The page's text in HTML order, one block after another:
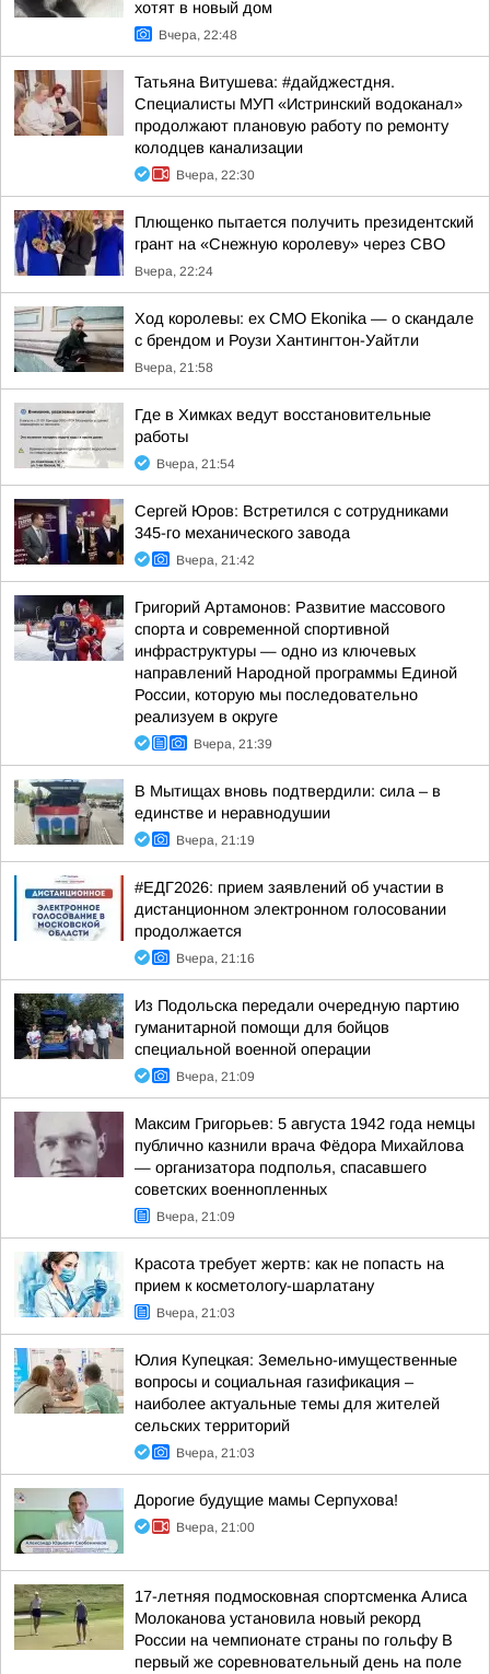
хотят в новый дом
Вчера, 22:48
Татьяна Витушева: #дайджестдня.
Специалисты МУП «Истринский водоканал»
продолжают плановую работу по ремонту
колодцев канализации
Вчера, 22:30
Плющенко пытается получить президентский
грант на «Снежную королеву» через СВО
Вчера, 22:24
Ход королевы: ex CMO Ekonika — о скандале
с брендом и Роузи Хантингтон-Уайтли
Вчера, 21:58
Где в Химках ведут восстановительные
работы
Вчера, 21:54
Сергей Юров: Встретился с сотрудниками
345-го механического завода
Вчера, 21:42
Григорий Артамонов: Развитие массового
спорта и современной спортивной
инфраструктуры — одно из ключевых
направлений Народной программы Единой
России, которую мы последовательно
реализуем в округе
Вчера, 21:39
В Мытищах вновь подтвердили: сила – в
единстве и неравнодушии
Вчера, 21:19
#ЕДГ2026: прием заявлений об участии в
дистанционном электронном голосовании
продолжается
Вчера, 21:16
Из Подольска передали очередную партию
гуманитарной помощи для бойцов
специальной военной операции
Вчера, 21:09
Максим Григорьев: 5 августа 1942 года немцы
публично казнили врача Фёдора Михайлова
— организатора подполья, спасавшего
советских военнопленных
Вчера, 21:09
Красота требует жертв: как не попасть на
прием к косметологу-шарлатану
Вчера, 21:03
Юлия Купецкая: Земельно-имущественные
вопросы и социальная газификация –
наиболее актуальные темы для жителей
сельских территорий
Вчера, 21:03
Дорогие будущие мамы Серпухова!
Вчера, 21:00
17-летняя подмосковная спортсменка Алиса
Молоканова установила новый рекорд
России на чемпионате страны по гольфу В
первый же соревновательный день на поле